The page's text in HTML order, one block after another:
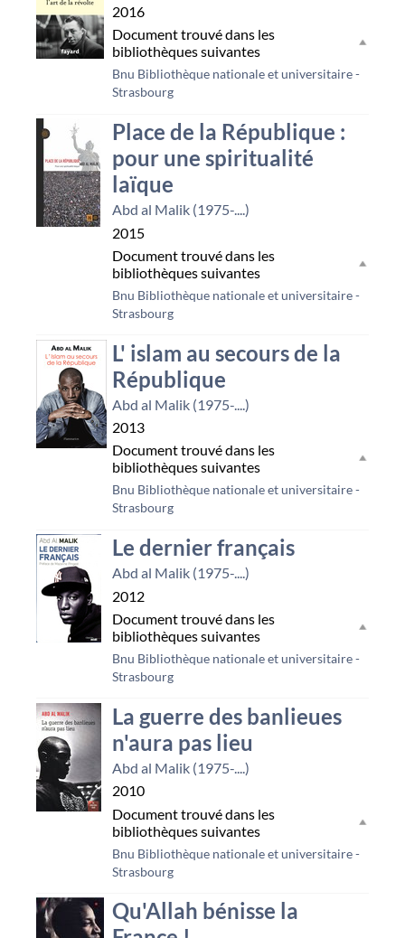
2016
Document trouvé dans les
bibliothèques suivantes
Bnu Bibliothèque nationale et universitaire -
Strasbourg
Place de la République :
pour une spiritualité
laïque
Abd al Malik (1975-....)
2015
Document trouvé dans les
bibliothèques suivantes
Bnu Bibliothèque nationale et universitaire -
Strasbourg
L' islam au secours de la
République
Abd al Malik (1975-....)
2013
Document trouvé dans les
bibliothèques suivantes
Bnu Bibliothèque nationale et universitaire -
Strasbourg
Le dernier français
Abd al Malik (1975-....)
2012
Document trouvé dans les
bibliothèques suivantes
Bnu Bibliothèque nationale et universitaire -
Strasbourg
La guerre des banlieues
n'aura pas lieu
Abd al Malik (1975-....)
2010
Document trouvé dans les
bibliothèques suivantes
Bnu Bibliothèque nationale et universitaire -
Strasbourg
Qu'Allah bénisse la